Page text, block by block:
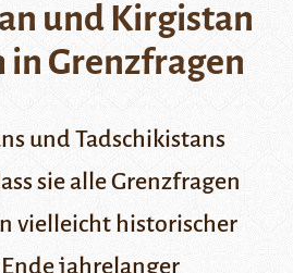
und Kirgistan
in Grenzfragen
und Tadschikistans
sie alle Grenzfragen
vielleicht historischer
jahrelanger